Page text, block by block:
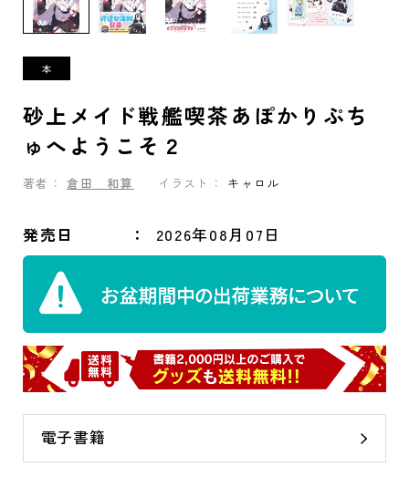
砂上メイド戦艦喫茶あぽかりぷち
ゅへようこそ２
著者： 倉田 和算 イラスト： キャロル
発売日 2026年08月07日
電子書籍